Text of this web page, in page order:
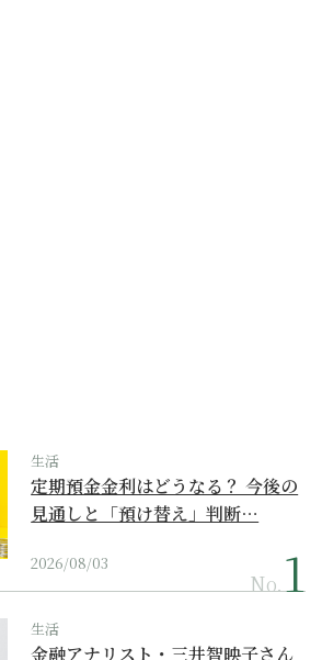
生活
定期預金金利はどうなる？ 今後の
見通しと「預け替え」判断…
2026/08/03
No.
生活
金融アナリスト・三井智映子さん